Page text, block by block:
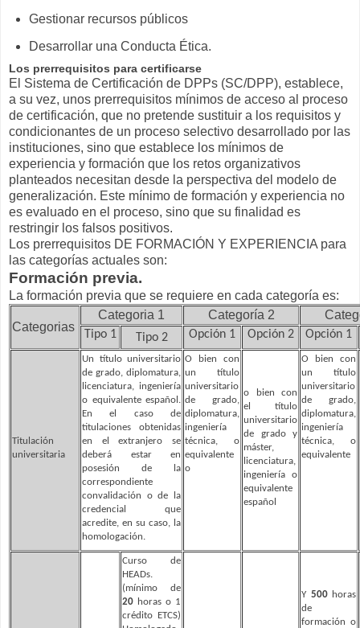
Gestionar recursos públicos
Desarrollar una Conducta Ética.
Los prerrequisitos para certificarse
El Sistema de Certificación de DPPs (SC/DPP), establece,
a su vez, unos prerrequisitos mínimos de acceso al proceso
de certificación, que no pretende sustituir a los requisitos y
condicionantes de un proceso selectivo desarrollado por las
instituciones, sino que establece los mínimos de
experiencia y formación que los retos organizativos
planteados necesitan desde la perspectiva del modelo de
generalización. Este mínimo de formación y experiencia no
es evaluado en el proceso, sino que su finalidad es
restringir los falsos positivos.
Los prerrequisitos DE FORMACIÓN Y EXPERIENCIA para
las categorías actuales son:
Formación previa.
La formación previa que se requiere en cada categoría es:
Categorias
Categoria 1 Categoría 2
Tipo 1 Tipo 2 Opción 1 Opción 2 Opción 1
Titulación
universitaria
Un título universitario
de grado, diplomatura,
licenciatura, ingeniería
o equivalente español.
En el caso de
titulaciones obtenidas
en el extranjero se
deberá estar en
posesión de la
correspondiente
convalidación o de la
credencial que
acredite, en su caso, la
homologación.
O bien con
un título
universitario
de grado,
diplomatura,
ingeniería
técnica, o
equivalente
o
o bien con
el título
universitario
de grado y
máster,
licenciatura,
ingeniería o
equivalente
español
O bien con
un título
universitario
de grado,
diplomatura,
ingeniería
técnica, o
equivalente
Curso de
HEADs.
(mínimo de
20 horas o 1
crédito ETCS)
Y 500horas
de
formación o